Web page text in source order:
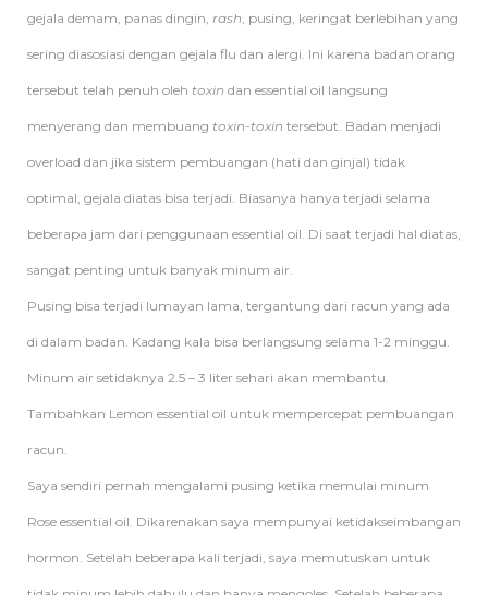
gejala demam, panas dingin, rash , pusing, keringat berlebihan yang
sering diasosiasi dengan gejala flu dan alergi. Ini karena badan orang
tersebut telah penuh oleh toxin dan essential oil langsung
menyerang dan membuang toxin-toxin tersebut. Badan menjadi
overload dan jika sistem pembuangan (hati dan ginjal) tidak
optimal, gejala diatas bisa terjadi. Biasanya hanya terjadi selama
beberapa jam dari penggunaan essential oil. Di saat terjadi hal diatas,
sangat penting untuk banyak minum air.
Pusing bisa terjadi lumayan lama, tergantung dari racun yang ada
di dalam badan. Kadang kala bisa berlangsung selama 1-2 minggu.
Minum air setidaknya 2.5 – 3 liter sehari akan membantu.
Tambahkan Lemon essential oil untuk mempercepat pembuangan
racun.
Saya sendiri pernah mengalami pusing ketika memulai minum
Rose essential oil. Dikarenakan saya mempunyai ketidakseimbangan
hormon. Setelah beberapa kali terjadi, saya memutuskan untuk